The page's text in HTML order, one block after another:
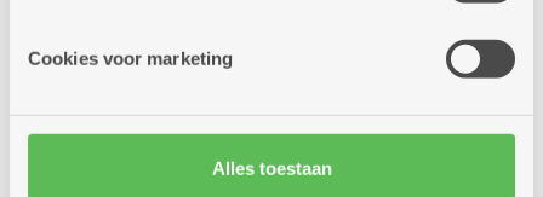
Cookies voor marketing
Alles toestaan
Inspectieverslag Sint Maria